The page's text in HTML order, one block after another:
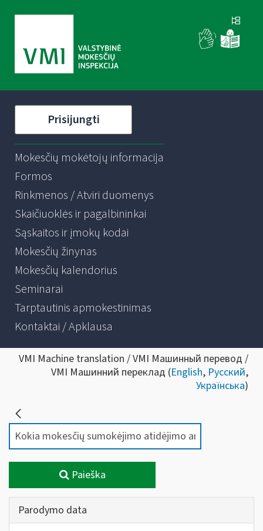
Prisijungti
Mokesčių mokėtojų informacija
Formos
Rinkmenos / Atviri duomenys
Skaičiuoklės ir pagalbininkai
Sąskaitos ir įmokų kodai
Mokesčių žinynas
Mokesčių kalendorius
Seminarai
Tarptautinis apmokestinimas
Kontaktai / Apklausa
VMI Machine translation / VMI Машинный перевод /
VMI Машинний переклад (English, Русский,
Українська)
Paieška
Parodymo data